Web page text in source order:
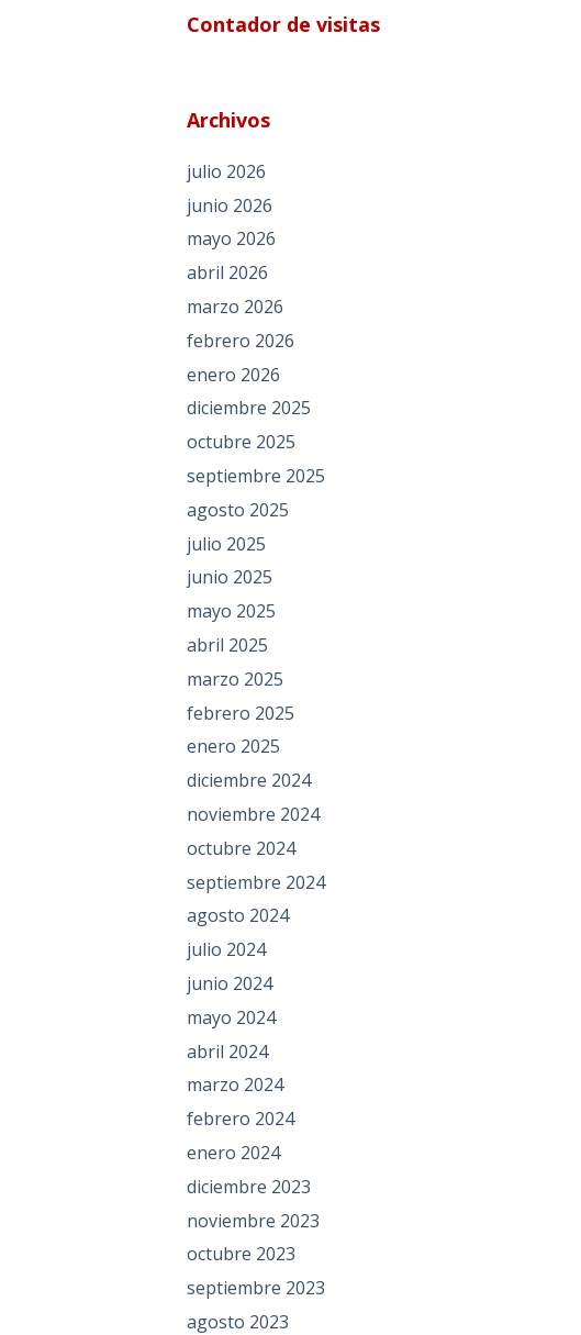
Contador de visitas
Archivos
julio 2026
junio 2026
mayo 2026
abril 2026
marzo 2026
febrero 2026
enero 2026
diciembre 2025
octubre 2025
septiembre 2025
agosto 2025
julio 2025
junio 2025
mayo 2025
abril 2025
marzo 2025
febrero 2025
enero 2025
diciembre 2024
noviembre 2024
octubre 2024
septiembre 2024
agosto 2024
julio 2024
junio 2024
mayo 2024
abril 2024
marzo 2024
febrero 2024
enero 2024
diciembre 2023
noviembre 2023
octubre 2023
septiembre 2023
agosto 2023